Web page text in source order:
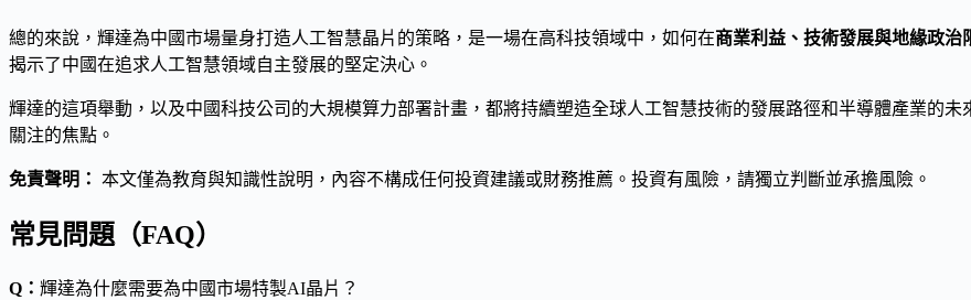
總的來說，輝達為中國市場量身打造人工智慧晶片的策略，是一場在高科技領域中，如何在商業利益、技術發展與地緣政治
揭示了中國在追求人工智慧領域自主發展的堅定決心。
輝達的這項舉動，以及中國科技公司的大規模算力部署計畫，都將持續塑造全球人工智慧技術的發展路徑和半導體產業的
關注的焦點。
免責聲明： 本文僅為教育與知識性說明，內容不構成任何投資建議或財務推薦。投資有風險，請獨立判斷並承擔風險。
常見問題（FAQ）
Q： 輝達為什麼需要為中國市場特製AI晶片？